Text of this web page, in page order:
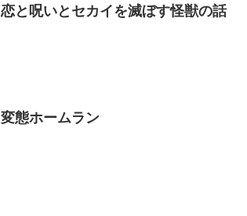
恋と呪いとセカイを滅ぼす怪獣の話
変態ホームラン